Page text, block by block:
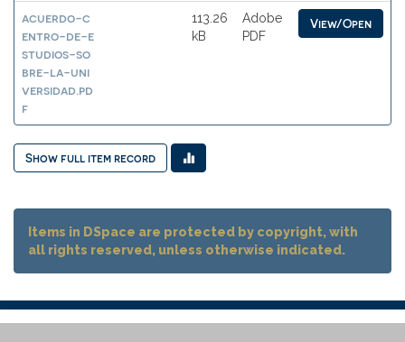
acuerdo-c
entro-de-e
studios-so
bre-la-uni
versidad.pd
f
113.26
kB
Adobe
PDF
View/Open
Show full item record
Items in DSpace are protected by copyright, with
all rights reserved, unless otherwise indicated.